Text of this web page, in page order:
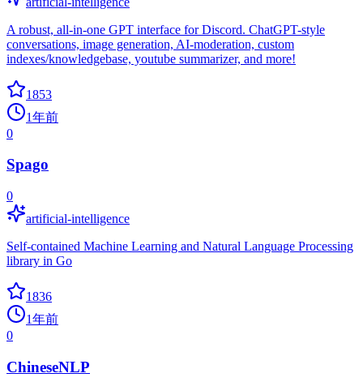
A robust, all-in-one GPT interface for Discord. ChatGPT-style
conversations, image generation, AI-moderation, custom
indexes/knowledgebase, youtube summarizer, and more!
1853
1年前
0
Spago
0
artificial-intelligence
Self-contained Machine Learning and Natural Language Processing
library in Go
1836
1年前
0
ChineseNLP